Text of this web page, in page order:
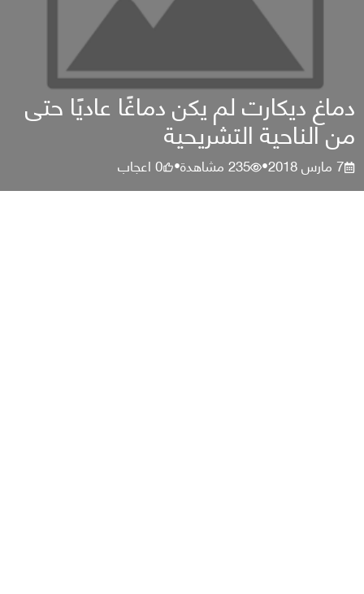
دماغ ديكارت لم يكن دماغًا عاديًا حتى
من الناحية التشريحية
7 مارس 2018 •
235مشاهدة•
0اعجاب